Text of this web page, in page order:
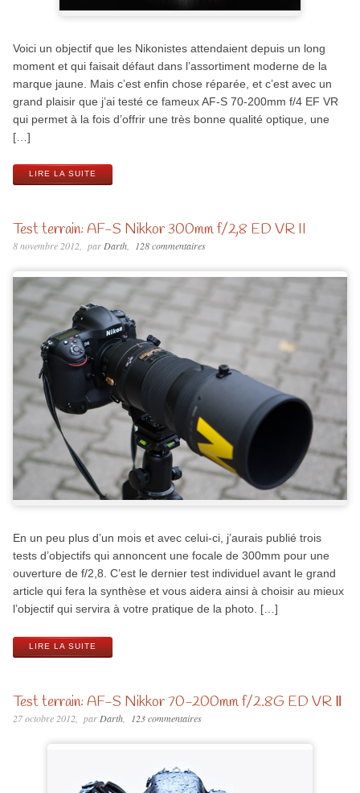
Voici un objectif que les Nikonistes attendaient depuis un long
moment et qui faisait défaut dans l’assortiment moderne de la
marque jaune. Mais c’est enfin chose réparée, et c’est avec un
grand plaisir que j’ai testé ce fameux AF-S 70-200mm f/4 EF VR
qui permet à la fois d’offrir une très bonne qualité optique, une
[…]
LIRE LA SUITE
Test terrain: AF-S Nikkor 300mm f/2,8 ED VR II
8 novembre 2012 par Darth 128 commentaires
En un peu plus d’un mois et avec celui-ci, j’aurais publié trois
tests d’objectifs qui annoncent une focale de 300mm pour une
ouverture de f/2,8. C’est le dernier test individuel avant le grand
article qui fera la synthèse et vous aidera ainsi à choisir au mieux
l’objectif qui servira à votre pratique de la photo. […]
LIRE LA SUITE
Test terrain: AF-S Nikkor 70-200mm f/2.8G ED VR Ⅱ
27 octobre 2012 par Darth 123 commentaires